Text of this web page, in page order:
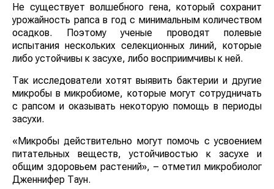
Не существует волшебного гена, который сохранит
урожайность рапса в год с минимальным количеством
осадков. Поэтому ученые проводят полевые
испытания нескольких селекционных линий, которые
либо устойчивы к засухе, либо восприимчивы к ней.
Так исследователи хотят выявить бактерии и другие
микробы в микробиоме, которые могут сотрудничать с
рапсом и оказывать некоторую помощь в периоды
засухи.
«Микробы действительно могут помочь с усвоением
питательных веществ, устойчивостью к засухе и
общим здоровьем растений», – отметил микробиолог
Дженнифер Таун.